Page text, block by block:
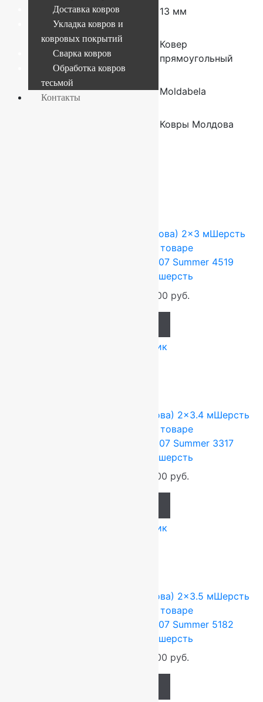
Высота ворса 13 мм
Форма
Ковер
прямоугольный
Производитель Moldabela
Ковры Молдова
FLOARE-CARPET (Ковры Молдова) 2x3 мШерсть
Подробнее о товаре
Ковер шерстяной Прямой 107 Summer 4519
2,00×3,00 м, 100% шерсть
66 000 руб.
Купить в 1 клик
FLOARE-CARPET (Ковры Молдова) 2x3.4 мШерсть
Подробнее о товаре
Ковер шерстяной Прямой 107 Summer 3317
2,00×3,40 м, 100% шерсть
74 800 руб.
Купить в 1 клик
FLOARE-CARPET (Ковры Молдова) 2x3.5 мШерсть
Подробнее о товаре
Ковер шерстяной Прямой 107 Summer 5182
2,00×3,50 м, 100% шерсть
77 000 руб.
Доставка ковров
Укладка ковров и
ковровых покрытий
Сварка ковров
Обработка ковров
тесьмой
Контакты